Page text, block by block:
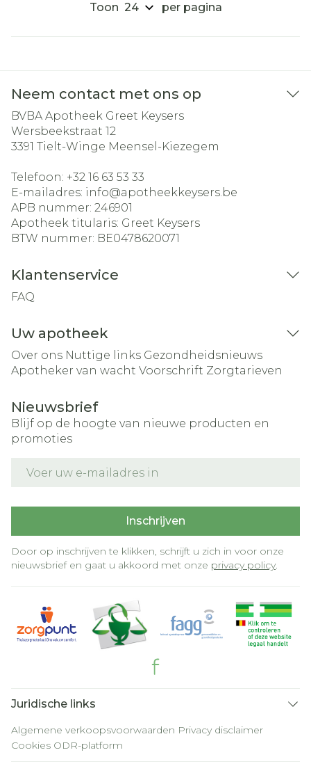
Toon per pagina
Neem contact met ons op
BVBA Apotheek Greet Keysers
Wersbeekstraat 12
3391 Tielt-Winge Meensel-Kiezegem
Telefoon: +32 16 63 53 33
E-mailadres: info@apotheekkeysers.be
APB nummer: 246901
Apotheek titularis: Greet Keysers
BTW nummer: BE0478620071
Klantenservice
FAQ
Uw apotheek
Over ons Nuttige links Gezondheidsnieuws
Apotheker van wacht Voorschrift Zorgtarieven
Nieuwsbrief
Blijf op de hoogte van nieuwe producten en
promoties
Inschrijven
Door op inschrijven te klikken, schrijft u zich in voor onze
nieuwsbrief en gaat u akkoord met onze privacy policy.
Juridische links
Algemene verkoopsvoorwaarden Privacy disclaimer
Cookies ODR-platform